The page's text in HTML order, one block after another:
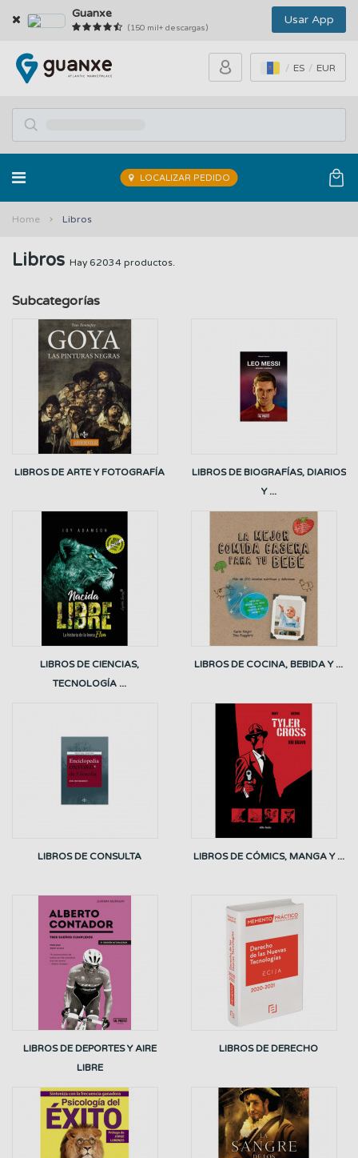
Guanxe
(150 mil+ descargas)
Usar App
ES EUR
LOCALIZAR PEDIDO
Home Libros
Libros Hay 62034 productos.
Subcategorías
LIBROS DE ARTE Y FOTOGRAFÍA
LIBROS DE BIOGRAFÍAS, DIARIOS
Y ...
LIBROS DE CIENCIAS,
TECNOLOGÍA ...
LIBROS DE COCINA, BEBIDA Y ...
LIBROS DE CONSULTA LIBROS DE CÓMICS, MANGA Y ...
LIBROS DE DEPORTES Y AIRE
LIBRE
LIBROS DE DERECHO